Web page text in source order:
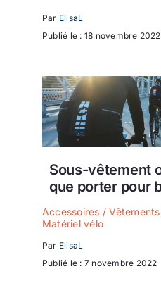
Par ElisaL
Publié le : 18 novembre 2022
Sous-vêtement
que porter pour
Accessoires /
Matériel vélo
Par ElisaL
Publié le : 7 novembre 2022